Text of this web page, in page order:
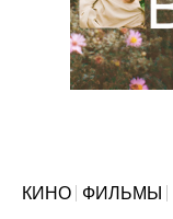
КИНО ФИЛЬМЫ